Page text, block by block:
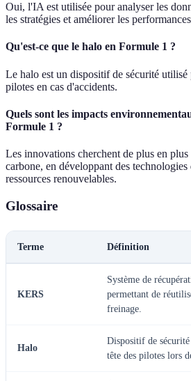
Oui, l'IA est utilisée pour analyser les
les stratégies et améliorer les
Qu'est-ce que le halo en Formule 1 ?
Le halo est un dispositif de sécurité utilisé
pilotes en cas d'accidents.
Quels sont les impacts
Formule 1 ?
Les innovations cherchent de plus en
carbone, en développant des
ressources renouvelables.
Glossaire
Terme Définition
KERS
Système de
permettant de
freinage.
Halo
Dispositif de
tête des pilotes lors